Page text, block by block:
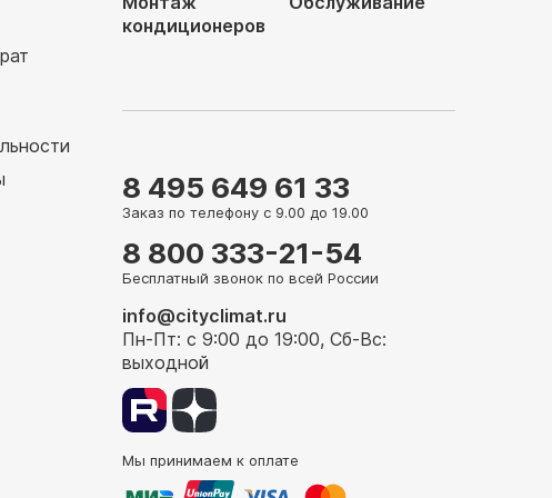
кондиционеров
8 495 649 61 33
Заказ по телефону с 9.00 до 19.00
8 800 333-21-54
Бесплатный звонок по всей России
info@cityclimat.ru
Пн-Пт: с 9:00 до 19:00, Сб-Вс:
выходной
Мы принимаем к оплате